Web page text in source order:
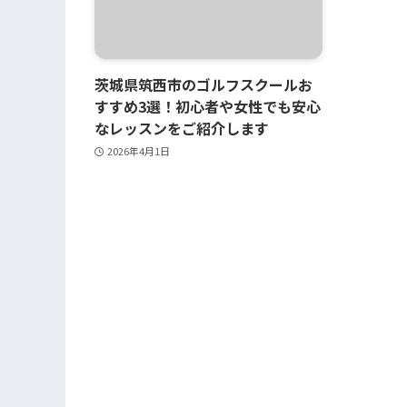
茨城県筑西市のゴルフスクールお
すすめ3選！初心者や女性でも安心
なレッスンをご紹介します
2026年4月1日